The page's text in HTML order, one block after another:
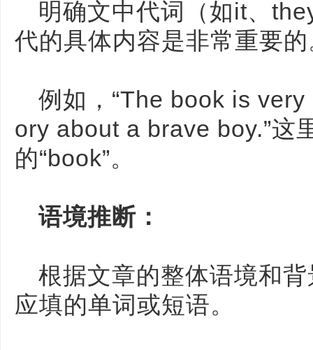
明确文中代词（如it、
代的具体内容是非常重要
例如，“The book is
ory about a brave boy.”这
的“book”。
语境推断：
根据文章的整体语境和
应填的单词或短语。